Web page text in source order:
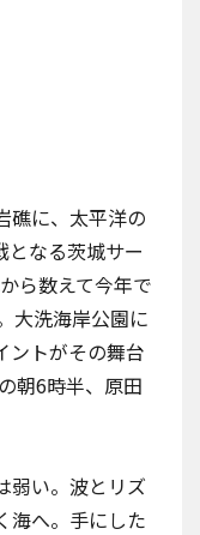
礁に、太平洋の
となる茨城サー
ら数えて今年で
大洗海岸公園に
ントがその舞台
朝6時半、原田
弱い。波とリズ
海へ。手にした